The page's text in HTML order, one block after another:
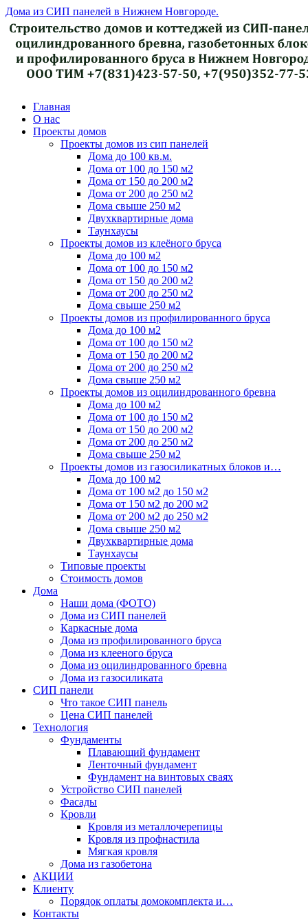
Дома из СИП панелей в Нижнем Новгороде.
Главная
О нас
Проекты домов
Проекты домов из сип панелей
Дома до 100 кв.м.
Дома от 100 до 150 м2
Дома от 150 до 200 м2
Дома от 200 до 250 м2
Дома свыше 250 м2
Двухквартирные дома
Таунхаусы
Проекты домов из клеёного бруса
Дома до 100 м2
Дома от 100 до 150 м2
Дома от 150 до 200 м2
Дома от 200 до 250 м2
Дома свыше 250 м2
Проекты домов из профилированного бруса
Дома до 100 м2
Дома от 100 до 150 м2
Дома от 150 до 200 м2
Дома от 200 до 250 м2
Дома свыше 250 м2
Проекты домов из оцилиндрованного бревна
Дома до 100 м2
Дома от 100 до 150 м2
Дома от 150 до 200 м2
Дома от 200 до 250 м2
Дома свыше 250 м2
Проекты домов из газосиликатных блоков и…
Дома до 100 м2
Дома от 100 м2 до 150 м2
Дома от 150 м2 до 200 м2
Дома от 200 м2 до 250 м2
Дома свыше 250 м2
Двухквартирные дома
Таунхаусы
Типовые проекты
Стоимость домов
Дома
Наши дома (ФОТО)
Дома из СИП панелей
Каркасные дома
Дома из профилированного бруса
Дома из клееного бруса
Дома из оцилиндрованного бревна
Дома из газосиликата
СИП панели
Что такое СИП панель
Цена СИП панелей
Технология
Фундаменты
Плавающий фундамент
Ленточный фундамент
Фундамент на винтовых сваях
Устройство СИП панелей
Фасады
Кровли
Кровля из металлочерепицы
Кровля из профнастила
Мягкая кровля
Дома из газобетона
АКЦИИ
Клиенту
Порядок оплаты домокомплекта и…
Контакты